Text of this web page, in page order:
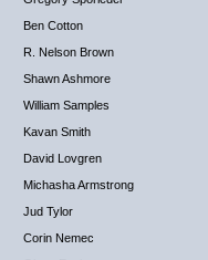
Ben Cotton
R. Nelson Brown
Shawn Ashmore
William Samples
Kavan Smith
David Lovgren
Michasha Armstrong
Jud Tylor
Corin Nemec